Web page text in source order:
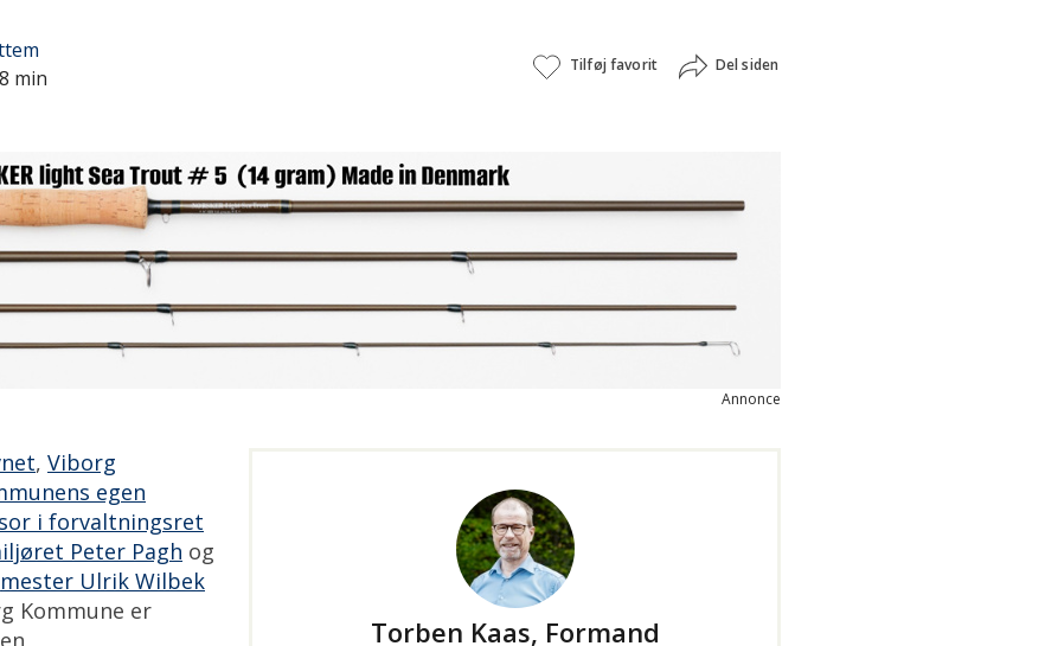
min Tilføj favorit Del siden
Annonce
Torben Kaas, Formand
, Viborg
egen
i forvaltningsret
Peter Pagh og
Ulrik Wilbek
Kommune er